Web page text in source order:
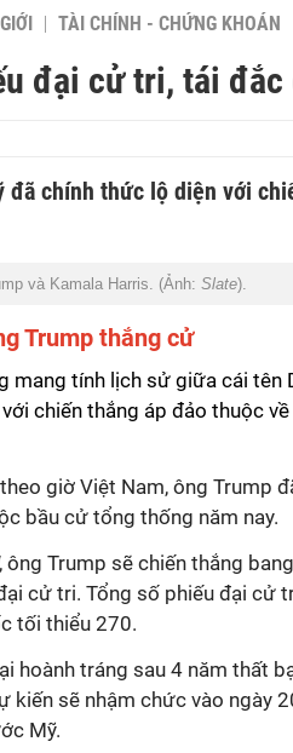
TÀI CHÍNH - CHỨNG KHOÁN
đại cử tri, tái
đã chính thức lộ diện với
và Kamala Harris. (Ảnh: Slate).
Trump thắng cử
mang tính lịch sử giữa cái tên
chiến thắng áp đảo thuộc
giờ Việt Nam, ông Trump
bầu cử tổng thống năm nay.
, ông Trump sẽ chiến thắng
cử tri. Tổng số phiếu đại cử
tối thiểu 270.
hoành tráng sau 4 năm thất
kiến sẽ nhậm chức vào ngày
Mỹ.